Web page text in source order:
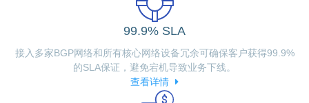
99.9% SLA
接入多家BGP网络和所有核心网络设备冗余可确保客户获得99.9%
的SLA保证，避免宕机导致业务下线。
查看详情